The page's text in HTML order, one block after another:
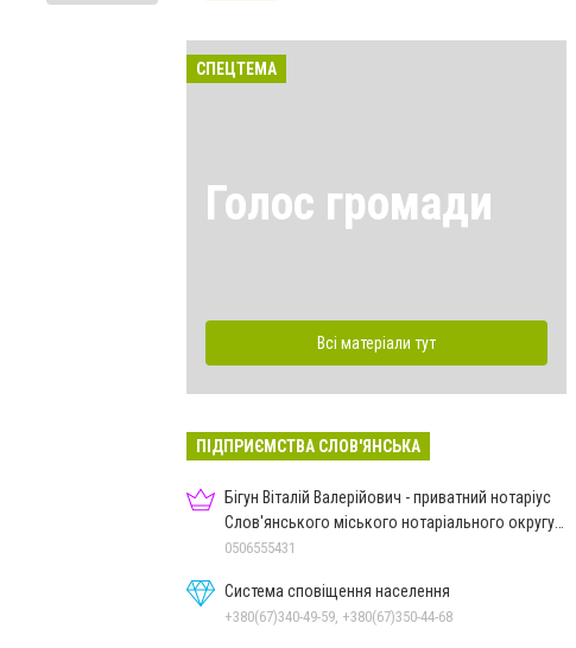
СПЕЦТЕМА
Голос громади
Всі матеріали тут
ПІДПРИЄМСТВА СЛОВ'ЯНСЬКА
Бігун Віталій Валерійович - приватний нотаріус
Слов'янського міського нотаріального округу
Дон.обл.
0506555431
Система сповіщення населення
+380(67)340-49-59, +380(67)350-44-68